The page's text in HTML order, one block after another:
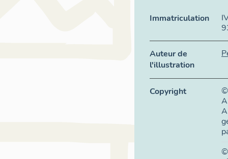
Immatriculation
Auteur de
l'illustration
Copyright
©